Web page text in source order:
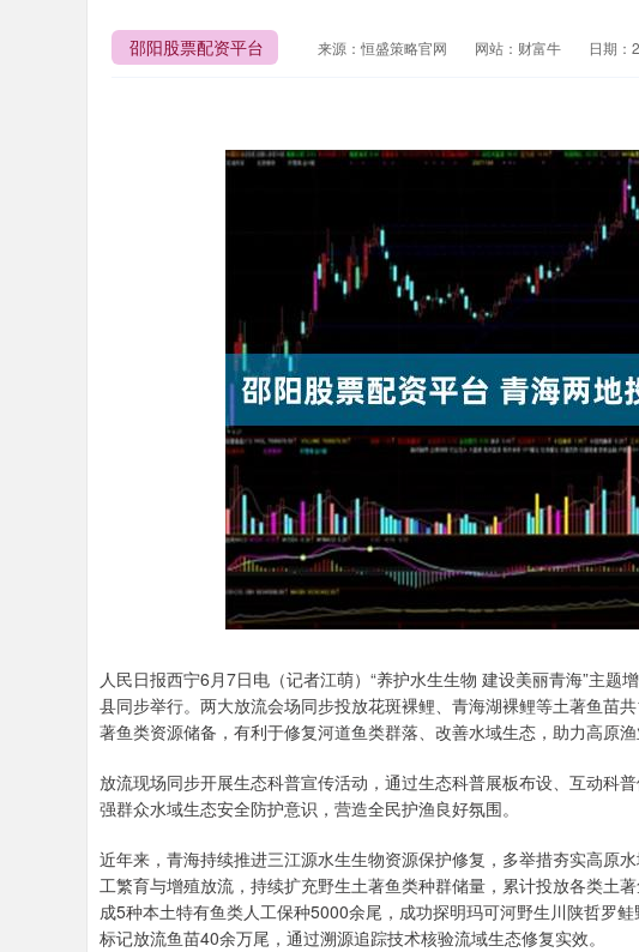
邵阳股票配资平台 来源：恒盛策略官网 网站：财富牛 日期：
人民日报西宁6月7日电（记者江萌）“养护水生生物 建设美丽青海”主
县同步举行。两大放流会场同步投放花斑裸鲤、青海湖裸鲤等土著鱼苗
著鱼类资源储备，有利于修复河道鱼类群落、改善水域生态，助力高原渔
放流现场同步开展生态科普宣传活动，通过生态科普展板布设、互动科
强群众水域生态安全防护意识，营造全民护渔良好氛围。
近年来，青海持续推进三江源水生生物资源保护修复，多举措夯实高原
工繁育与增殖放流，持续扩充野生土著鱼类种群储量，累计投放各类土
成5种本土特有鱼类人工保种5000余尾，成功探明玛可河野生川陕哲罗
标记放流鱼苗40余万尾，通过溯源追踪技术核验流域生态修复实效。